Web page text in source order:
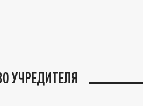
УЧРЕДИТЕЛЯ